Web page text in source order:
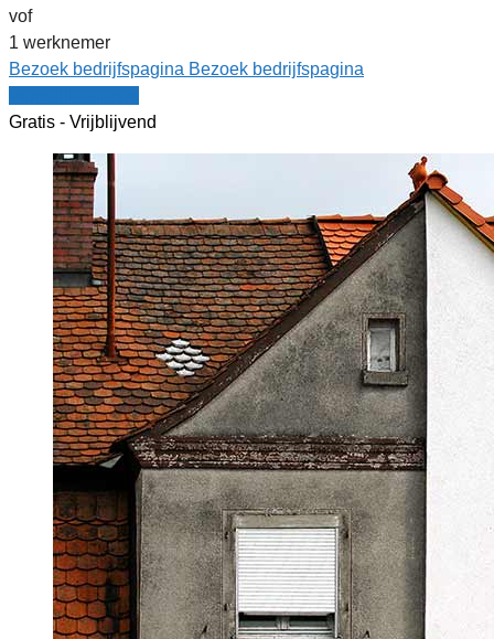
vof
1 werknemer
Bezoek bedrijfspagina Bezoek bedrijfspagina
Gratis - Vrijblijvend